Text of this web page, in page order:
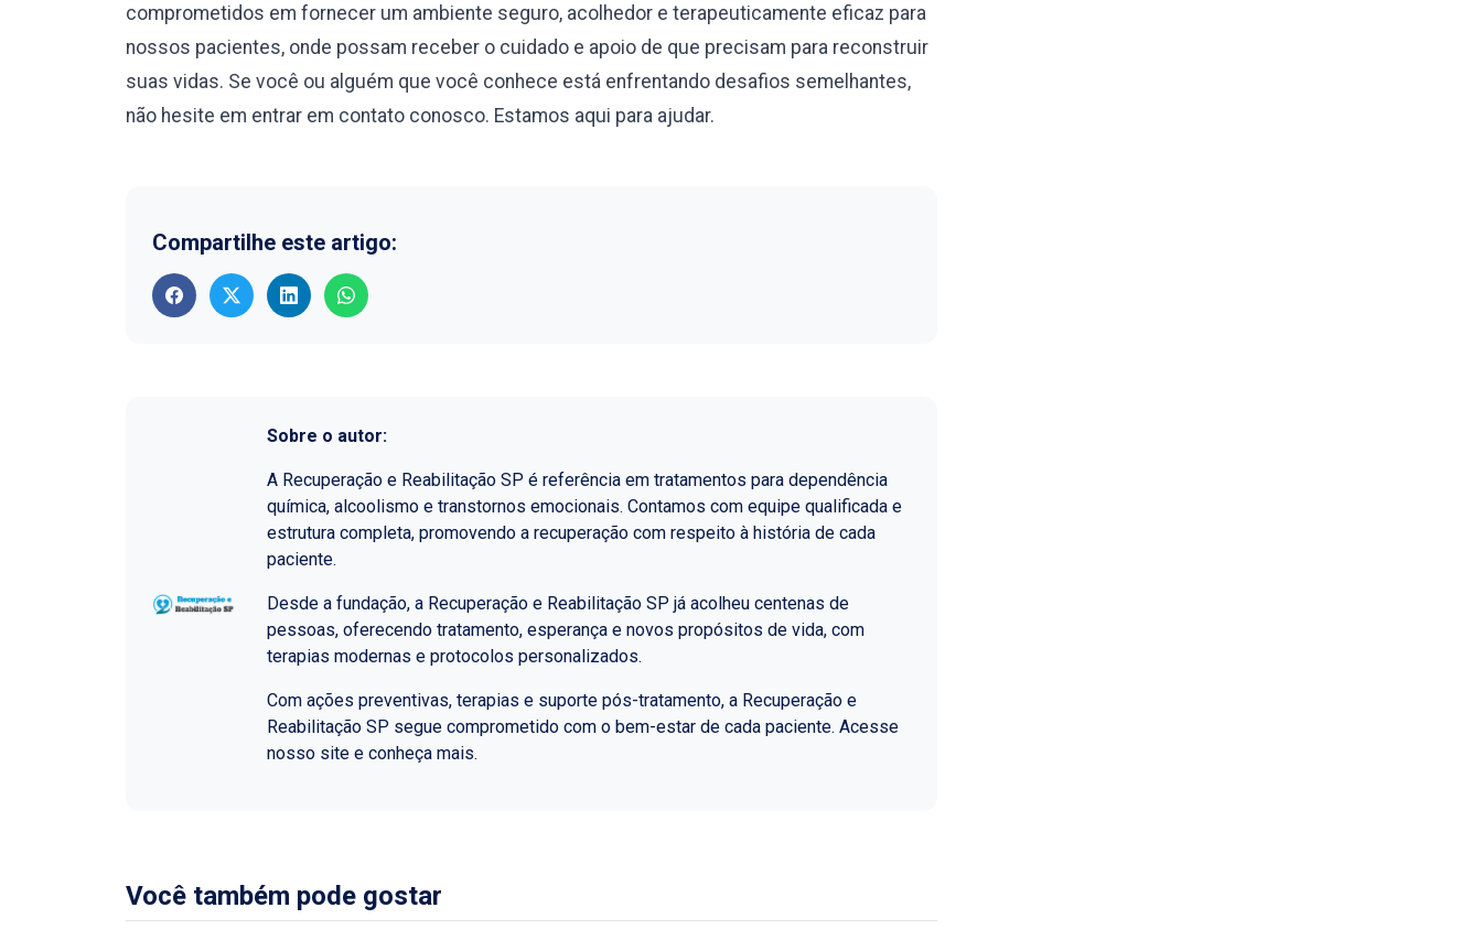
comprometidos em fornecer um ambiente seguro, acolhedor e terapeuticamente eficaz para
nossos pacientes, onde possam receber o cuidado e apoio de que precisam para reconstruir
suas vidas. Se você ou alguém que você conhece está enfrentando desafios semelhantes,
não hesite em entrar em contato conosco. Estamos aqui para ajudar.
Compartilhe este artigo:
Sobre o autor:
A Recuperação e Reabilitação SP é referência em tratamentos para dependência
química, alcoolismo e transtornos emocionais. Contamos com equipe qualificada e
estrutura completa, promovendo a recuperação com respeito à história de cada
paciente.
Desde a fundação, a Recuperação e Reabilitação SP já acolheu centenas de
pessoas, oferecendo tratamento, esperança e novos propósitos de vida, com
terapias modernas e protocolos personalizados.
Com ações preventivas, terapias e suporte pós-tratamento, a Recuperação e
Reabilitação SP segue comprometido com o bem-estar de cada paciente. Acesse
nosso site e conheça mais.
Você também pode gostar